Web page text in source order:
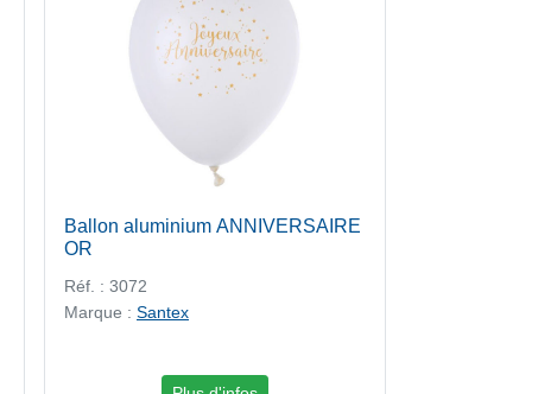
Ballon aluminium ANNIVERSAIRE
OR
Réf. : 3072
Marque : Santex